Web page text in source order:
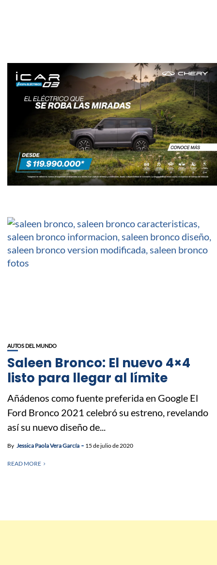
AUTOS DEL MUNDO
Saleen Bronco: El nuevo 4×4
listo para llegar al límite
Añádenos como fuente preferida en Google El
Ford Bronco 2021 celebró su estreno, revelando
así su nuevo diseño de...
By Jessica Paola Vera García 15 de julio de 2020
READ MORE